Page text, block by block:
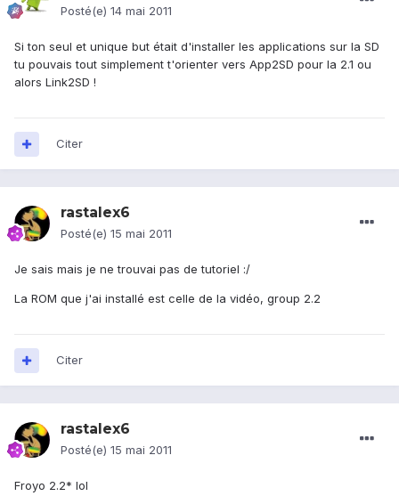
Posté(e) 14 mai 2011
Si ton seul et unique but était d'installer les applications sur la SD
tu pouvais tout simplement t'orienter vers App2SD pour la 2.1 ou
alors Link2SD !
Citer
rastalex6
Posté(e) 15 mai 2011
Je sais mais je ne trouvai pas de tutoriel :/
La ROM que j'ai installé est celle de la vidéo, group 2.2
Citer
rastalex6
Posté(e) 15 mai 2011
Froyo 2.2* lol